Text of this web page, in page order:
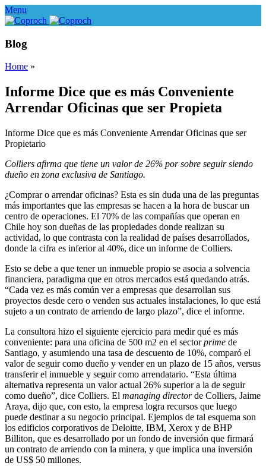
Menu
Blog
Home »
Informe Dice que es más Conveniente
Arrendar Oficinas que ser Propieta
Informe Dice que es más Conveniente Arrendar Oficinas que ser
Propietario
Colliers afirma que tiene un valor de 26% por sobre seguir siendo
dueño en zona exclusiva de Santiago.
¿Comprar o arrendar oficinas? Esta es sin duda una de las preguntas
más importantes que las empresas se hacen a la hora de buscar un
centro de operaciones. El 70% de las compañías que operan en
Chile hoy son dueñas de las propiedades donde realizan su
actividad, lo que contrasta con la realidad de países desarrollados,
donde la cifra es inferior al 40%, dice un informe de Colliers.
Esto se debe a que tener un inmueble propio se asocia a solvencia
financiera, paradigma que en otros mercados está quedando atrás.
“Cada vez es más común ver a empresas que desarrollan sus
proyectos desde cero o venden sus actuales instalaciones, lo que está
sujeto a un contrato de arriendo de largo plazo”, dice el informe.
La consultora hizo el siguiente ejercicio para medir qué es más
conveniente: para una oficina de 500 m2 en el sectorprime de
Santiago, y asumiendo una tasa de descuento de 10%, comparó el
valor de seguir como dueño y vender en un plazo de 15 años, versus
transferir el inmueble y seguir como arrendatario. “Esta última
alternativa representa un valor actual 26% superior a la de seguir
como dueño”, dice Colliers. El managing directorde Colliers, Jaime
Araya, dijo que, con esto, la empresa logra recursos que luego
puede destinar a su negocio principal. Ejemplos de tal esquema son
los edificios corporativos de Deloitte, IBM, Xerox y de BHP
Billiton, que es desarrollado por un fondo de inversión que firmará
un contrato de arriendo con la minera, y que implica una inversión
de US$ 50 millones.